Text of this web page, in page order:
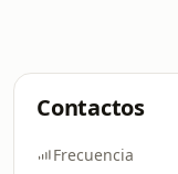
Contactos
Frecuencia